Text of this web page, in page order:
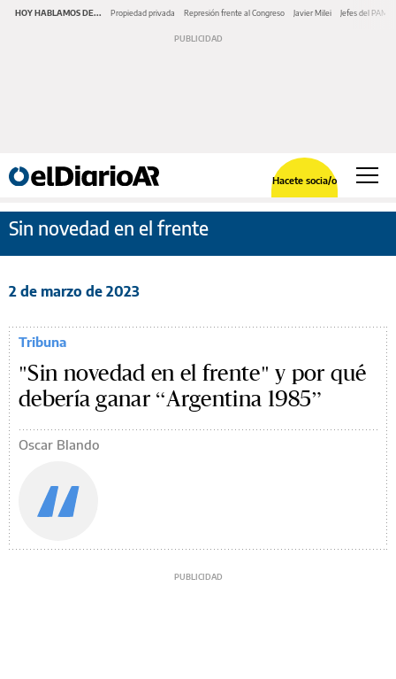
HOY HABLAMOS DE... Propiedad privada Represión frente al Congreso Javier Milei Jefes del PAMI
Hacete socia/o
Sin novedad en el frente
2 de marzo de 2023
Tribuna
"Sin novedad en el frente" y por qué
debería ganar “Argentina 1985”
Oscar Blando